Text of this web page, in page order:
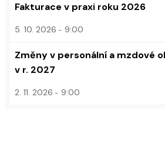
Fakturace v praxi roku 2026
5. 10. 2026 9:00
Změny v personální a mzdové
v r. 2027
2. 11. 2026 9:00